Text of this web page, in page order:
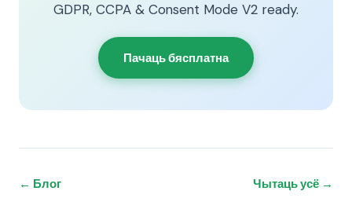
GDPR, CCPA & Consent Mode V2 ready.
Пачаць бясплатна
← Блог Чытаць усё →